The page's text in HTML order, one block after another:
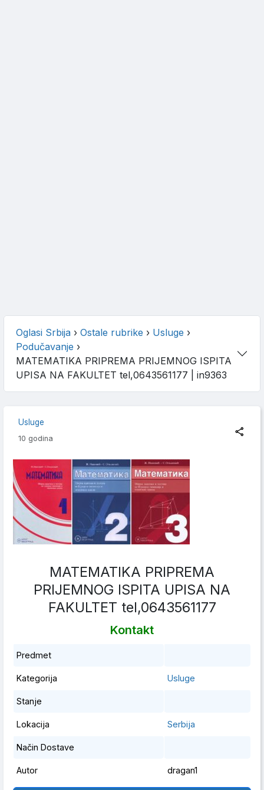
Oglasi Srbija › Ostale rubrike › Usluge ›
Podučavanje ›
MATEMATIKA PRIPREMA PRIJEMNOG ISPITA
UPISA NA FAKULTET tel,0643561177 | in9363
Usluge
10 godina
MATEMATIKA PRIPREMA
PRIJEMNOG ISPITA UPISA NA
FAKULTET tel,0643561177
Kontakt
Predmet
Kategorija Usluge
Stanje
Lokacija Serbija
Način Dostave
Autor dragan1